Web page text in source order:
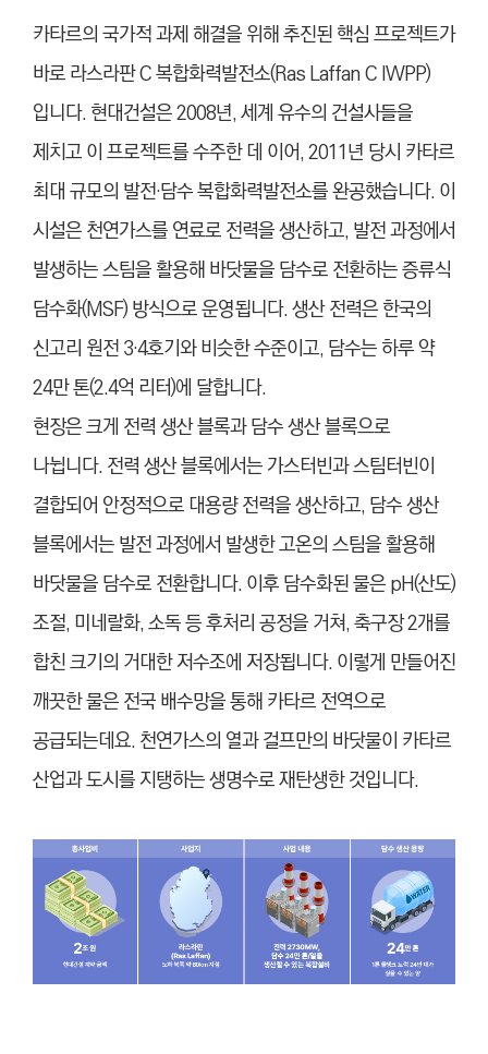
카타르의 국가적 과제 해결을 위해 추진된 핵심 프로젝트가
바로 라스라판 C 복합화력발전소(Ras Laffan C IWPP)
입니다. 현대건설은 2008년, 세계 유수의 건설사들을
제치고 이 프로젝트를 수주한 데 이어, 2011년 당시 카타르
최대 규모의 발전·담수 복합화력발전소를 완공했습니다. 이
시설은 천연가스를 연료로 전력을 생산하고, 발전 과정에서
발생하는 스팀을 활용해 바닷물을 담수로 전환하는 증류식
담수화(MSF) 방식으로 운영됩니다. 생산 전력은 한국의
신고리 원전 3·4호기와 비슷한 수준이고, 담수는 하루 약
24만 톤(2.4억 리터)에 달합니다.
현장은 크게 전력 생산 블록과 담수 생산 블록으로
나뉩니다. 전력 생산 블록에서는 가스터빈과 스팀터빈이
결합되어 안정적으로 대용량 전력을 생산하고, 담수 생산
블록에서는 발전 과정에서 발생한 고온의 스팀을 활용해
바닷물을 담수로 전환합니다. 이후 담수화된 물은 pH(산도)
조절, 미네랄화, 소독 등 후처리 공정을 거쳐, 축구장 2개를
합친 크기의 거대한 저수조에 저장됩니다. 이렇게 만들어진
깨끗한 물은 전국 배수망을 통해 카타르 전역으로
공급되는데요. 천연가스의 열과 걸프만의 바닷물이 카타르
산업과 도시를 지탱하는 생명수로 재탄생한 것입니다.